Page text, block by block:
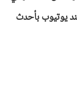
يوتيوب بأحدث